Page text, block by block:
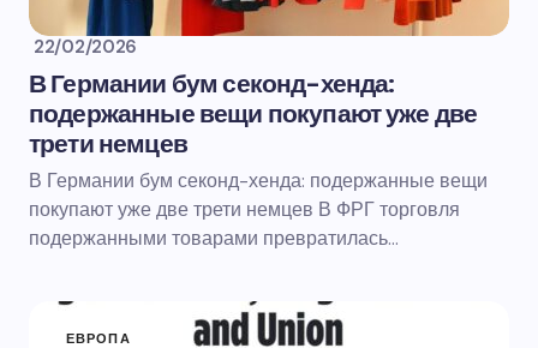
22/02/2026
В Германии бум секонд-хенда:
подержанные вещи покупают уже две
трети немцев
В Германии бум секонд-хенда: подержанные вещи
покупают уже две трети немцев В ФРГ торговля
подержанными товарами превратилась…
ЕВРОПА